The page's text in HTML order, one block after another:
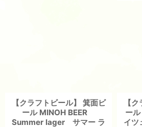
【クラフトビール】 箕面ビ
ール MINOH BEER
Summer lager サマー ラ
【
ー
イツ